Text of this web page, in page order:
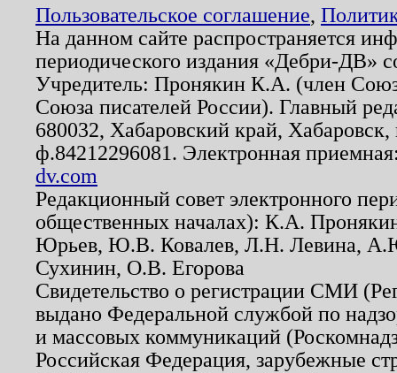
Пользовательское соглашение,
На данном сайте распространяется
периодического издания «Дебри-ДВ»
Учредитель: Пронякин К.А. (член
Союза писателей России). Главный
680032, Хабаровский край,
ф.84212296081. Электронная
dv.com
Редакционный совет электронного
общественных началах): К.А.
Юрьев, Ю.В. Ковалев, Л.Н. Левина,
Сухинин, О.В. Егорова
Свидетельство о регистрации СМИ
выдано Федеральной службой по
и массовых коммуникаций
Российская Федерация, зарубежные